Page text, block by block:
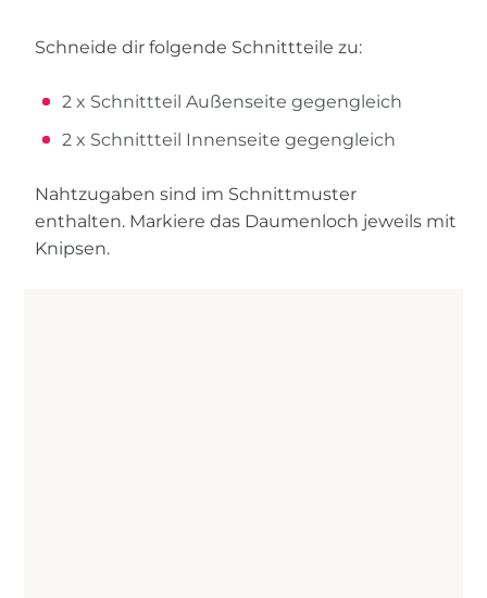
Schneide dir folgende Schnittteile zu:
2 x Schnittteil Außenseite gegengleich
2 x Schnittteil Innenseite gegengleich
Nahtzugaben sind im Schnittmuster
enthalten. Markiere das Daumenloch jeweils mit
Knipsen.